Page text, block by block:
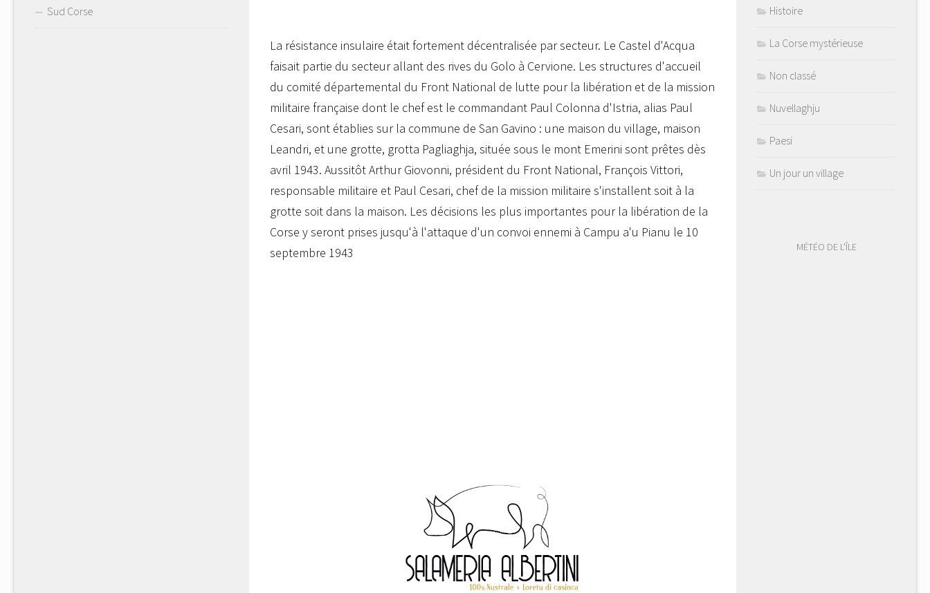
La résistance insulaire était fortement décentralisée par secteur. Le Castel d'Acqua
faisait partie du secteur allant des rives du Golo à Cervione. Les structures d'accueil
du comité départemental du Front National de lutte pour la libération et de la mission
militaire française dont le chef est le commandant Paul Colonna d'Istria, alias Paul
Cesari, sont établies sur la commune de San Gavino : une maison du village, maison
Leandri, et une grotte, grotta Pagliaghja, située sous le mont Emerini sont prêtes dès
avril 1943. Aussitôt Arthur Giovonni, président du Front National, François Vittori,
responsable militaire et Paul Cesari, chef de la mission militaire s'installent soit à la
grotte soit dans la maison. Les décisions les plus importantes pour la libération de la
Corse y seront prises jusqu'à l'attaque d'un convoi ennemi à Campu a'u Pianu le 10
septembre 1943
Sud Corse Histoire
La Corse mystérieuse
Non classé
Nuvellaghju
Paesi
Un jour un village
MÉTÉO DE L'ÎLE